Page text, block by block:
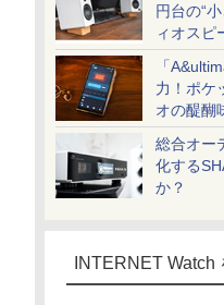
円台の“
ィオスピ
「
力！ポケ
オの醍醐
総合オー
化する
か？
INTERNET Watch